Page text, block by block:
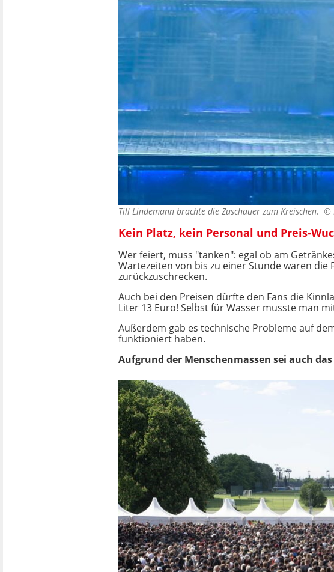
Till Lindemann brachte die Zuschauer zum Kreischen. ©
Kein Platz, kein Personal und Preis-
Wer feiert, muss "tanken": egal ob am
Wartezeiten von bis zu einer Stunde waren
zurückzuschrecken.
Auch bei den Preisen dürfte den Fans die
Liter 13 Euro! Selbst für Wasser musste man
Außerdem gab es technische Probleme auf
funktioniert haben.
Aufgrund der Menschenmassen sei auch